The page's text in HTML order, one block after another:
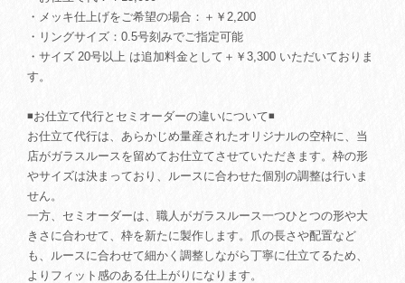
・メッキ仕上げをご希望の場合：＋￥2,200
・リングサイズ：0.5号刻みでご指定可能
・サイズ 20号以上 は追加料金として＋￥3,300 いただいておりま
す。
◾️お仕立て代行とセミオーダーの違いについて◾️
お仕立て代行は、あらかじめ量産されたオリジナルの空枠に、当
店がガラスルースを留めてお仕立てさせていただきます。枠の形
やサイズは決まっており、ルースに合わせた個別の調整は行いま
せん。
一方、セミオーダーは、職人がガラスルース一つひとつの形や大
きさに合わせて、枠を新たに製作します。爪の長さや配置など
も、ルースに合わせて細かく調整しながら丁寧に仕立てるため、
よりフィット感のある仕上がりになります。